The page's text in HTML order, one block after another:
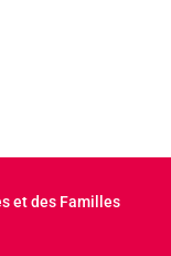
et des Familles